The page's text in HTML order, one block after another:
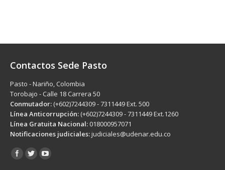
Contactos Sede Pasto
Pasto - Nariño, Colombia
Torobajo - Calle 18 Carrera 50
Conmutador: (+602)7244309 - 7311449 Ext. 500
Línea Anticorrupción: (+602)7244309 - 7311449 Ext.1260
Línea Gratuita Nacional: 018000957071
Notificaciones judiciales:judiciales@udenar.edu.co
Encuéntranos en: